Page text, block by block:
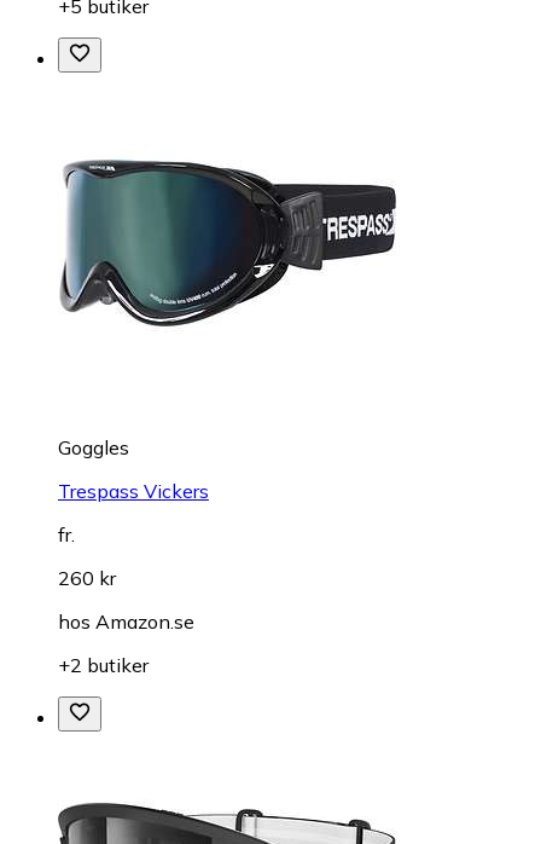
+5 butiker
Goggles
Trespass Vickers
fr.
260 kr
hos Amazon.se
+2 butiker